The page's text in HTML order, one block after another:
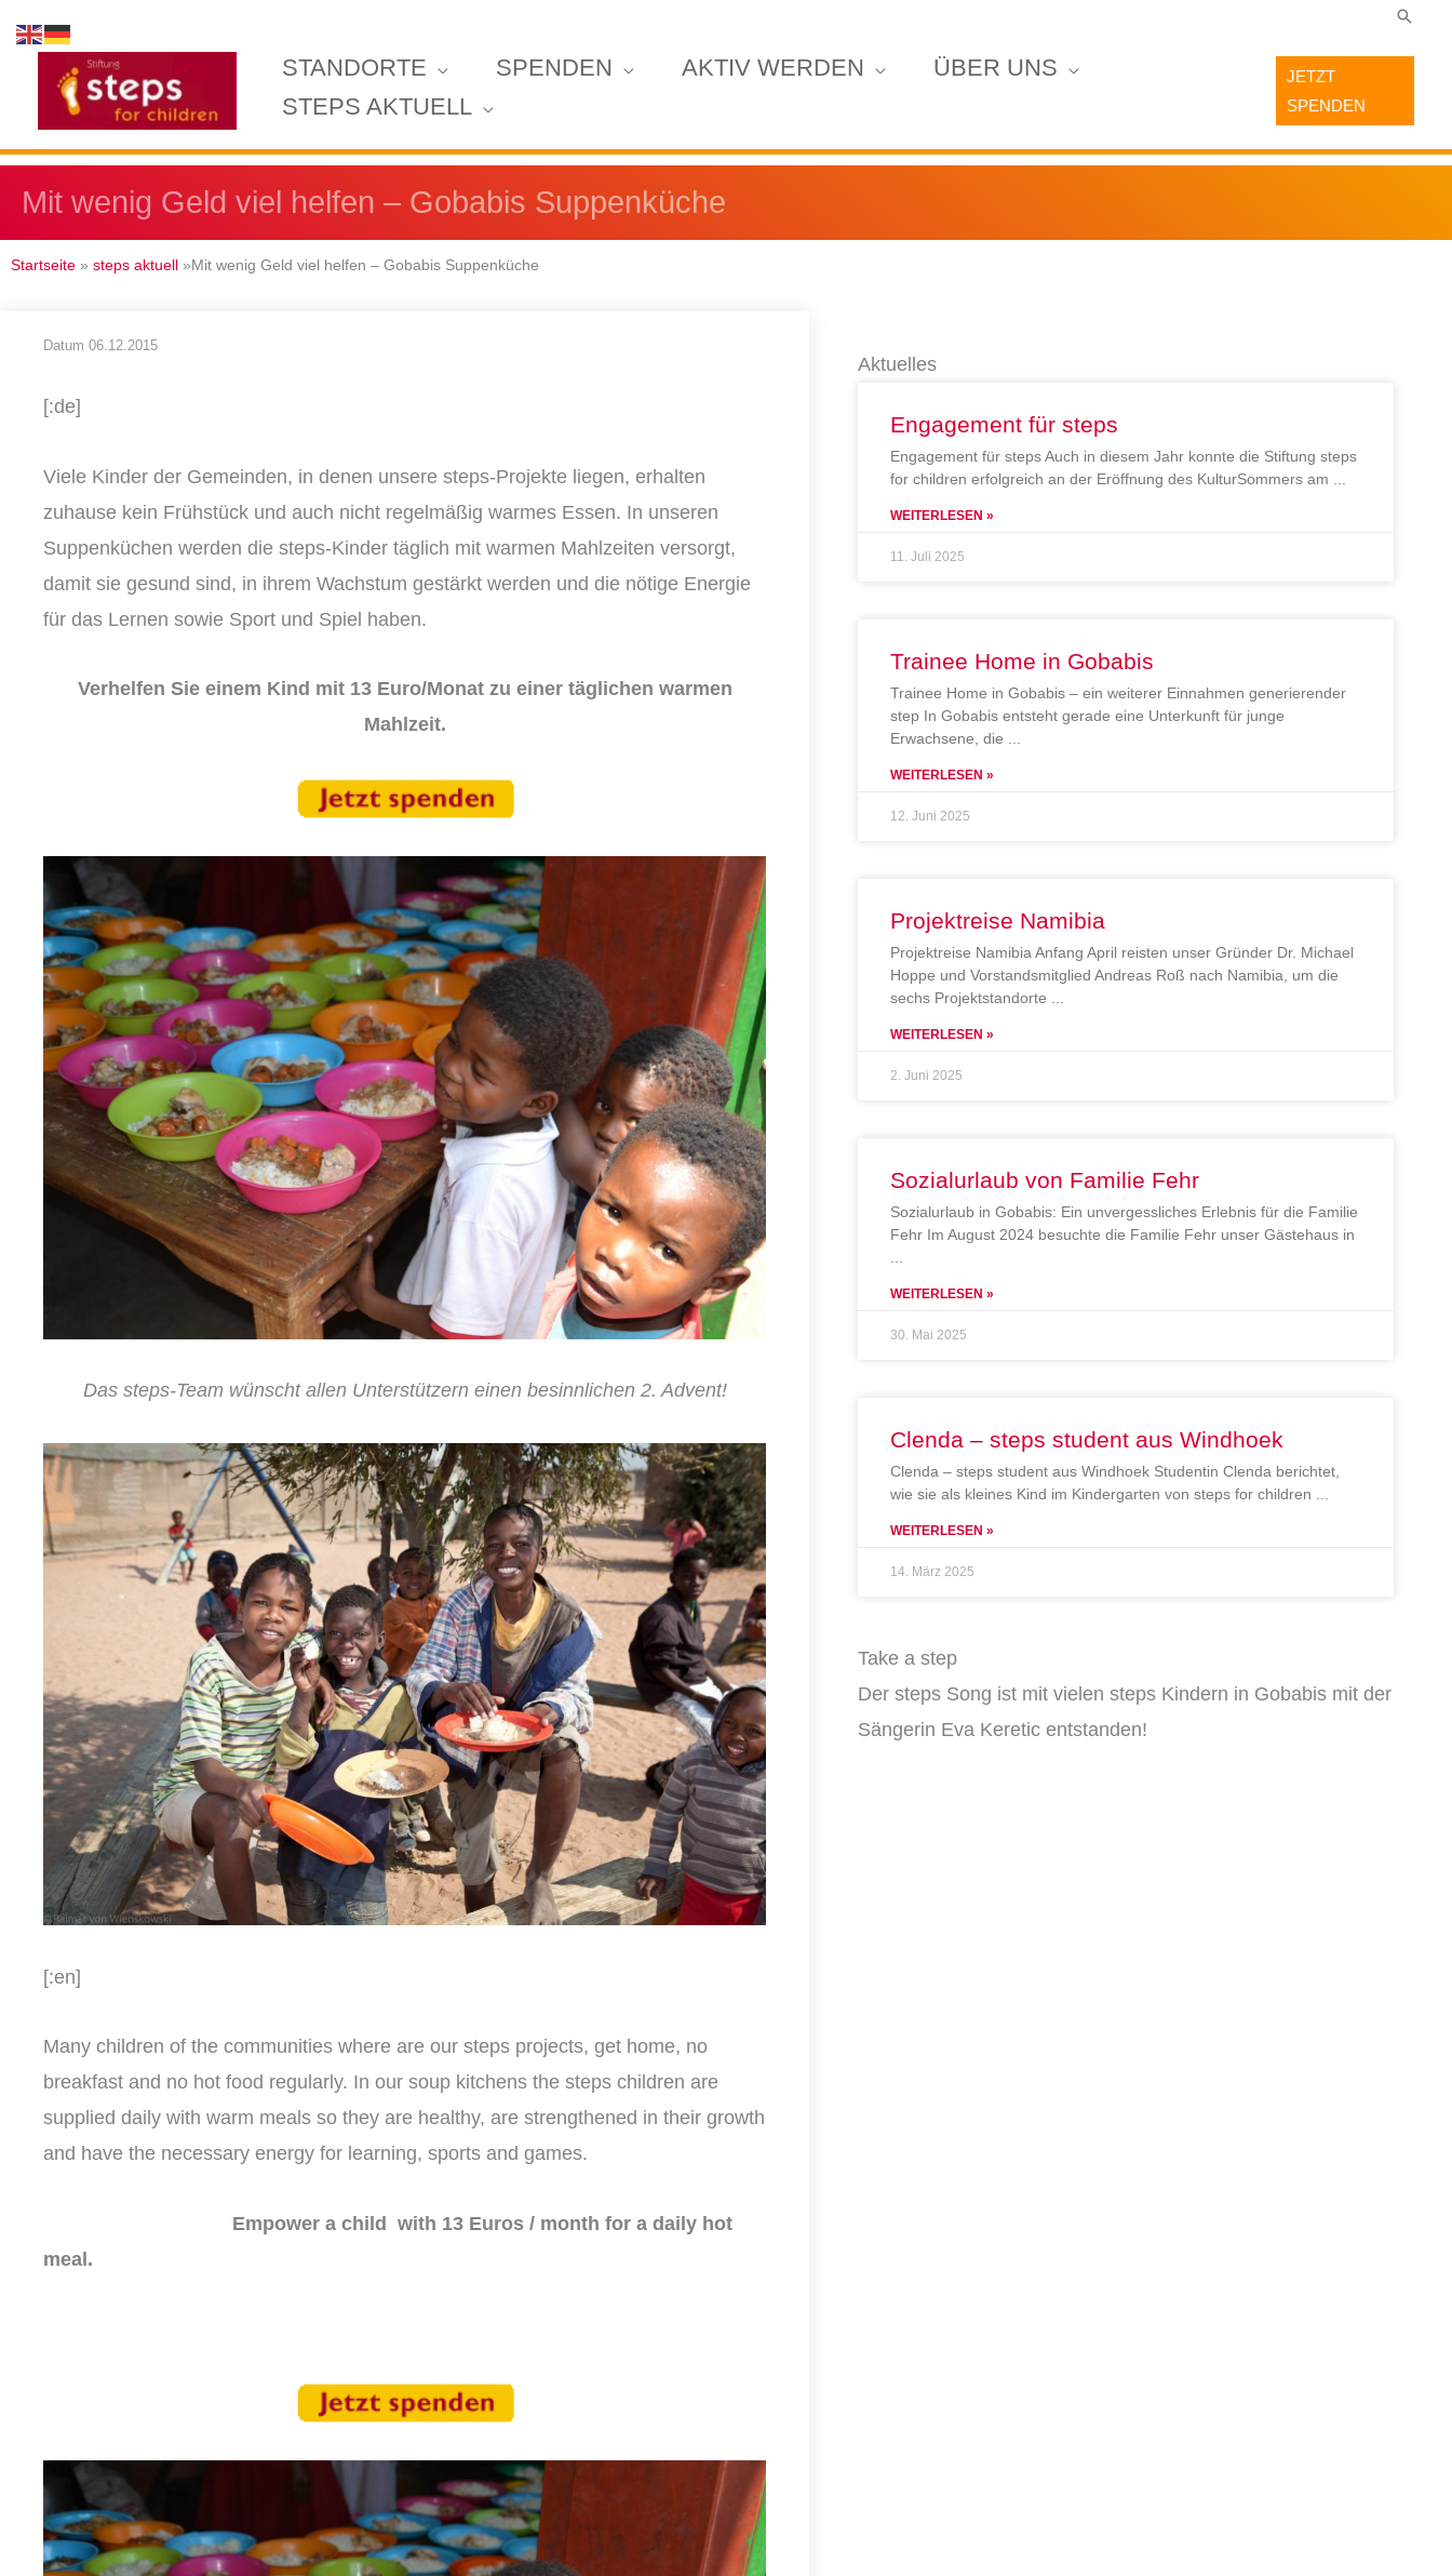
Inhalt
springen
STANDORTE SPENDEN AKTIV WERDEN
ÜBER UNS
STEPS AKTUELL
JETZT
SPENDEN
Mit wenig Geld viel helfen – Gobabis Suppenküche
Startseite » steps aktuell »Mit wenig Geld viel helfen – Gobabis Suppenküche
Datum 06.12.2015
[:de]
Viele Kinder der Gemeinden, in denen unsere steps-Projekte liegen, erhalten
zuhause kein Frühstück und auch nicht regelmäßig warmes Essen. In unseren
Suppenküchen werden die steps-Kinder täglich mit warmen Mahlzeiten versorgt,
damit sie gesund sind, in ihrem Wachstum gestärkt werden und die nötige Energie
für das Lernen sowie Sport und Spiel haben.
Verhelfen Sie einem Kind mit 13 Euro/Monat zu einer täglichen warmen
Mahlzeit.
Das steps-Team wünscht allen Unterstützern einen besinnlichen 2. Advent!
[:en]
Many children of the communities where are our steps projects, get home, no
breakfast and no hot food regularly. In our soup kitchens the steps children are
supplied daily with warm meals so they are healthy, are strengthened in their growth
and have the necessary energy for learning, sports and games.
Empower a child with 13 Euros / month for a daily hot
meal.
Aktuelles
Engagement für steps
Engagement für steps Auch in diesem Jahr konnte die Stiftung steps
for children erfolgreich an der Eröffnung des KulturSommers am
WEITERLESEN »
11. Juli 2025
Trainee Home in Gobabis
Trainee Home in Gobabis – ein weiterer Einnahmen generierender
step In Gobabis entsteht gerade eine Unterkunft für junge
Erwachsene, die
WEITERLESEN »
12. Juni 2025
Projektreise Namibia
Projektreise Namibia Anfang April reisten unser Gründer Dr. Michael
Hoppe und Vorstandsmitglied Andreas Roß nach Namibia, um die
sechs Projektstandorte
WEITERLESEN »
2. Juni 2025
Sozialurlaub von Familie Fehr
Sozialurlaub in Gobabis: Ein unvergessliches Erlebnis für die Familie
Fehr Im August 2024 besuchte die Familie Fehr unser Gästehaus in
WEITERLESEN »
30. Mai 2025
Clenda – steps student aus Windhoek
Clenda – steps student aus Windhoek Studentin Clenda berichtet,
wie sie als kleines Kind im Kindergarten von steps for children
WEITERLESEN »
14. März 2025
Take a step
Der steps Song ist mit vielen steps Kindern in Gobabis mit der
Sängerin Eva Keretic entstanden!